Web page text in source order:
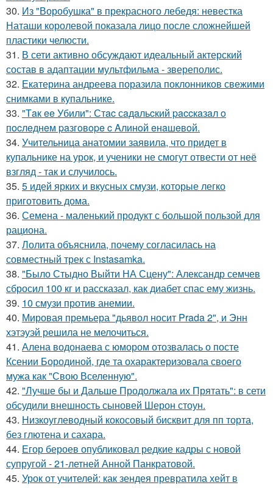
30. Из "Воробушка" в прекрасного лебедя: невестка
Наташи королевой показала лицо после сложнейшей
пластики челюсти.
31. В сети активно обсуждают идеальный актерский
состав в адаптации мультфильма - звереполис.
32. Екатерина андреева поразила поклонников свежими
снимками в купальнике.
33. "Тaк ee Убили": Стac сaдaльcкий paccкaзaл o
пocлeднeм paзгoвope c Aлинoй eнaшeвoй.
34. Учительница анатомии заявила, что придет в
купальнике на урок, и ученики не смогут отвести от неё
взгляд - так и случилось.
35. 5 идей ярких и вкусных смузи, которые легко
приготовить дома.
36. Семена - маленький продукт с большой пользой для
рациона.
37. Лолита объяснила, почему согласилась на
совместный трек с Instasamka.
38. "Было Стыдно Выйти НА Сцену": Александр семчев
сбросил 100 кг и рассказал, как диабет спас ему жизнь.
39. 10 смузи против анемии.
40. Мировая премьера "дьявол носит Prada 2", и Энн
хэтэуэй решила не мелочиться.
41. Алена водонаева с юмором отозвалась о посте
Ксении Бородиной, где та охарактеризовала своего
мужа как "Свою Вселенную".
42. "Лучше бы и Дальше Продолжала их Прятать": в сети
обсудили внешность сыновей Шерон стоун.
43. Низкоуглеводный кокосовый бисквит для пп торта,
без глютена и сахара.
44. Егор бероев опубликовал редкие кадры с новой
супругой - 21-летней Анной Панкратовой.
45. Урок от учителей: как зендея превратила хейт в